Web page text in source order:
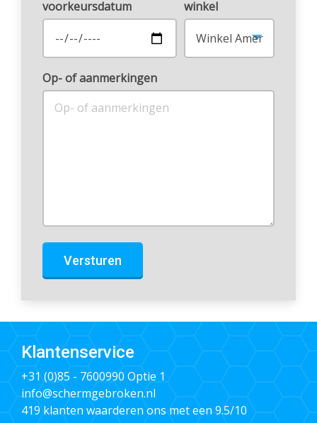
voorkeursdatum
winkel
Op- of aanmerkingen
Versturen
Klantenservice
+31 (0)85 - 7600990 Optie 1
info@schermgebroken.nl
419 klanten waarderen ons met een 9.5/10